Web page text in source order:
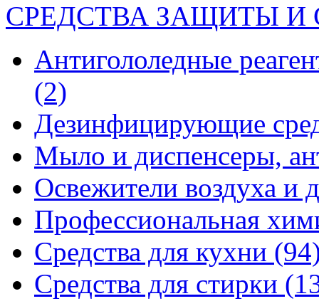
СРЕДСТВА ЗАЩИТЫ
Антигололедные
(2)
Дезинфицирующие
Мыло и диспенсеры,
Освежители воздуха и
Профессиональная
Средства для кухни
Средства для стирки